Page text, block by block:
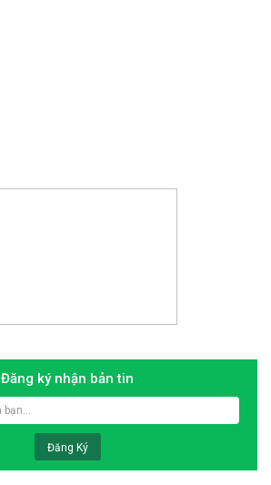
Đăng ký nhận bản tin
Đăng Ký